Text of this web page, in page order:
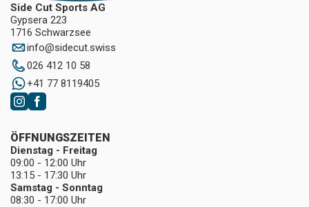
Side Cut Sports AG
Gypsera 223
1716 Schwarzsee
info@sidecut.swiss
026 412 10 58
+41 77 8119405
ÖFFNUNGSZEITEN
Dienstag - Freitag
09:00 - 12:00 Uhr
13:15 - 17:30 Uhr
Samstag - Sonntag
08:30 - 17:00 Uhr